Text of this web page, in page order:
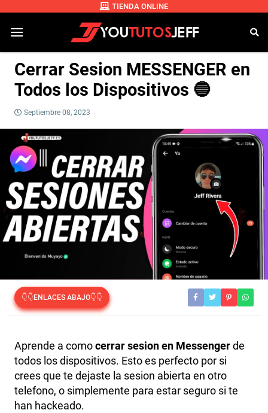
TIENDA ONLINE
Cerrar Sesion MESSENGER en
Todos los Dispositivos 🔵
Septiembre 08, 2023
👇👇ENLACES ABAJO👇👇
Aprende a comocerrar sesion en Messengerde
todos los dispositivos. Esto es perfecto por si
crees que te dejaste la sesion abierta en otro
telefono, o simplemente para estar seguro si te
han hackeado.